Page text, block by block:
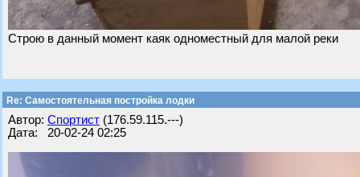
Строю в данный момент каяк одноместный для малой реки
Re: Самостоятельная постройка лодки
Автор: Спортист (176.59.115.---)
Дата: 20-02-24 02:25